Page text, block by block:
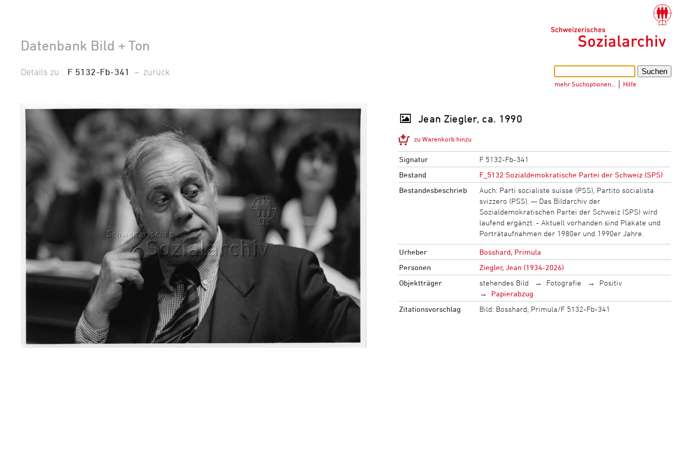
Datenbank Bild + Ton
mehr Suchoptionen… Hilfe
Details zu : F 5132-Fb-341 – zurück
Jean Ziegler, ca. 1990
zu Warenkorb hinzu
Signatur
F 5132-Fb-341
Bestand
F_5132 Sozialdemokratische Partei der Schweiz (SPS)
Bestandesbeschrieb
Auch: Parti socialiste suisse (PSS), Partito socialista
svizzero (PSS). — Das Bildarchiv der
Sozialdemokratischen Partei der Schweiz (SPS) wird
laufend ergänzt. - Aktuell vorhanden sind Plakate und
Porträtaufnahmen der 1980er und 1990er Jahre.
Urheber
Bosshard, Primula
Personen
Ziegler, Jean (1934-2026)
Objektträger
stehendes Bild Fotografie
Positiv
Papierabzug
Zitationsvorschlag
Bild: Bosshard, Primula/F 5132-Fb-341